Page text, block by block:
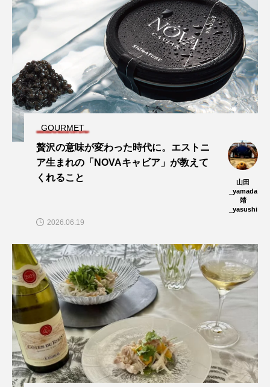
GOURMET
贅沢の意味が変わった時代に。エストニ
ア生まれの「NOVAキャビア」が教えて
くれること
山田
_yamada
靖
_yasushi
2026.06.19